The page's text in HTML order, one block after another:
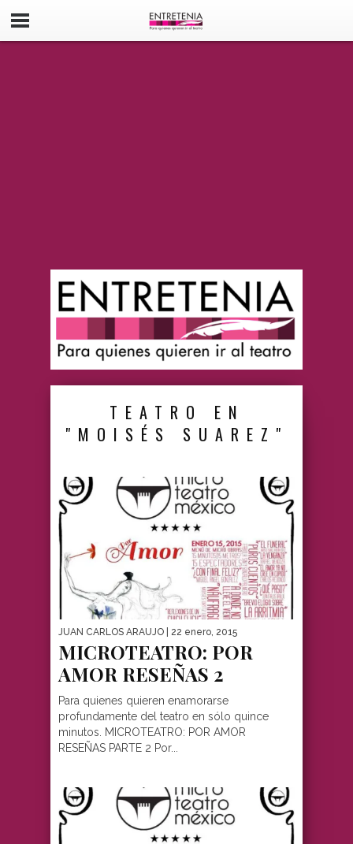
TEATRO EN
"MOISÉS SUAREZ"
JUAN CARLOS ARAUJO | 22 enero, 2015
MICROTEATRO: POR
AMOR RESEÑAS 2
Para quienes quieren enamorarse
profundamente del teatro en sólo quince
minutos. MICROTEATRO: POR AMOR
RESEÑAS PARTE 2 Por...